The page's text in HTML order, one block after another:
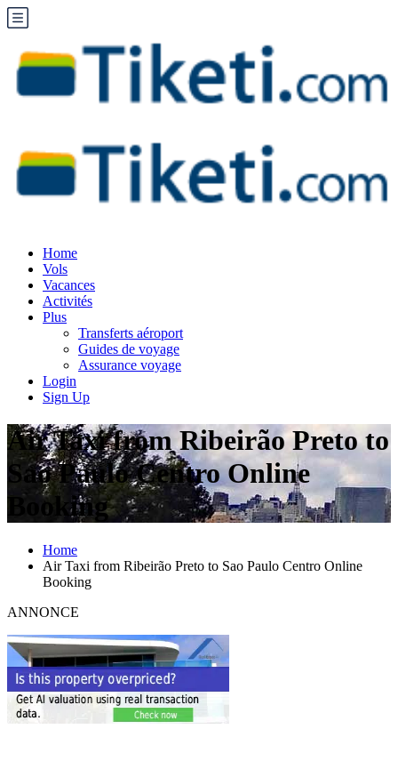
Home
Vols
Vacances
Activités
Plus
Transferts aéroport
Guides de voyage
Assurance voyage
Login
Sign Up
Air Taxi from Ribeirão Preto to
Sao Paulo Centro Online
Booking
Home
Air Taxi from Ribeirão Preto to Sao Paulo Centro Online
Booking
ANNONCE